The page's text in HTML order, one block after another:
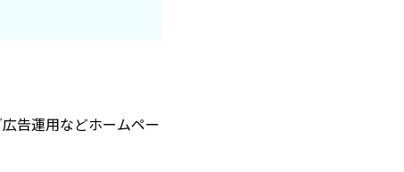
告運用などホームペー